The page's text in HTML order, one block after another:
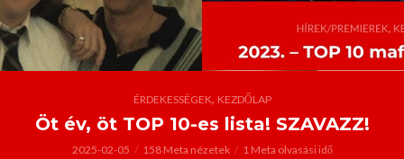
ÉRDEKESSÉGEK, KEZDŐLAP
Öt év, öt TOP 10-es lista! SZAVAZZ!
2025-02-05 158 Meta nézetek 1 Meta olvasási idő